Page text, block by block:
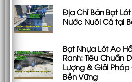
Địa Chỉ Bán Bạt
Nước Nuôi Cá tại
Bạt Nhựa Lót Ao
Ranh: Tiêu Chuẩn
Lượng & Giải Pháp
Bền Vững